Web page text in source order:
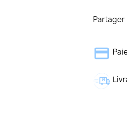
Partager